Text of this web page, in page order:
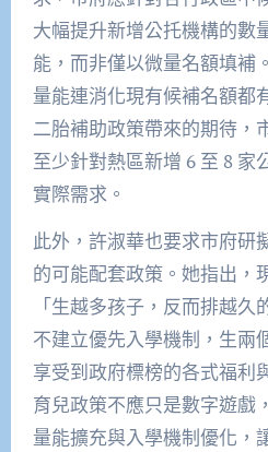
大幅提升新增公托機構的數
能，而非僅以微量名額填補
量能連消化現有候補名額都
二胎補助政策帶來的期待，
至少針對熱區新增 6 至 8 家
實際需求。
此外，許淑華也要求市府研
的可能配套政策。她指出，
「生越多孩子，反而排越
不建立優先入學機制，生兩
享受到政府標榜的各式福利
育兒政策不應只是數字遊戲
量能擴充與入學機制優化，